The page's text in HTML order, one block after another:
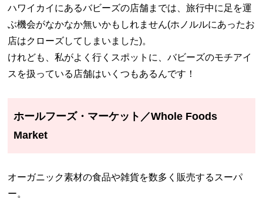
ハワイカイにあるバビーズの店舗までは、旅行中に足を運
ぶ機会がなかなか無いかもしれません(ホノルルにあったお
店はクローズしてしまいました)。
けれども、私がよく行くスポットに、バビーズのモチアイ
スを扱っている店舗はいくつもあるんです！
ホールフーズ・マーケット／Whole Foods
Market
オーガニック素材の食品や雑貨を数多く販売するスーパ
ー。